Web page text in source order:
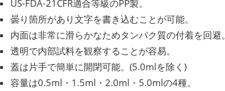
US-FDA-21CFR適合等級のPP製。
曇り箇所があり文字を書き込むことが可能。
内面は非常に滑らかなためタンパク質の付着を回避。
透明で内部試料を観察することが容易。
蓋は片手で簡単に開閉可能。(5.0mlを除く)
容量は0.5ml・1.5ml・2.0ml・5.0mlの4種。